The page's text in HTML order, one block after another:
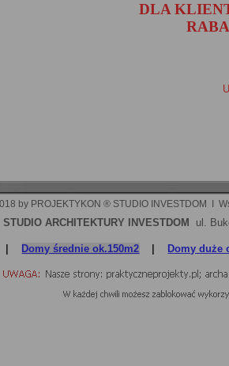
DLA
by PROJEKTYKON ® STUDIO INVESTDOM  I
STUDIO ARCHITEKTURY INVESTDOM ul.
Domy średnie ok.150m2 Domy duże